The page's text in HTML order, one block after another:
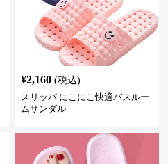
¥2,160 (税込)
スリッパ にこにこ快適バスルー
ムサンダル